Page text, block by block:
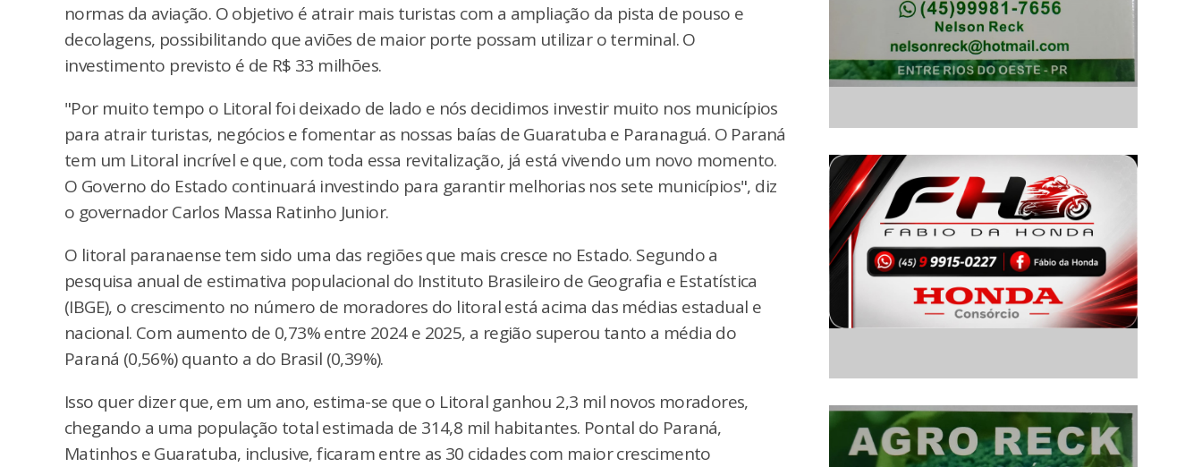
normas da aviação. O objetivo é atrair mais turistas com a ampliação da pista de pouso e
decolagens, possibilitando que aviões de maior porte possam utilizar o terminal. O
investimento previsto é de R$ 33 milhões.
"Por muito tempo o Litoral foi deixado de lado e nós decidimos investir muito nos municípios
para atrair turistas, negócios e fomentar as nossas baías de Guaratuba e Paranaguá. O Paraná
tem um Litoral incrível e que, com toda essa revitalização, já está vivendo um novo momento.
O Governo do Estado continuará investindo para garantir melhorias nos sete municípios", diz
o governador Carlos Massa Ratinho Junior.
O litoral paranaense tem sido uma das regiões que mais cresce no Estado. Segundo a
pesquisa anual de estimativa populacional do Instituto Brasileiro de Geografia e Estatística
(IBGE), o crescimento no número de moradores do litoral está acima das médias estadual e
nacional. Com aumento de 0,73% entre 2024 e 2025, a região superou tanto a média do
Paraná (0,56%) quanto a do Brasil (0,39%).
Isso quer dizer que, em um ano, estima-se que o Litoral ganhou 2,3 mil novos moradores,
chegando a uma população total estimada de 314,8 mil habitantes. Pontal do Paraná,
Matinhos e Guaratuba, inclusive, ficaram entre as 30 cidades com maior crescimento